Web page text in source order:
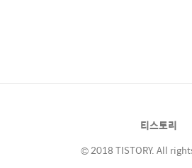
티스토리
© 2018 TISTORY. All